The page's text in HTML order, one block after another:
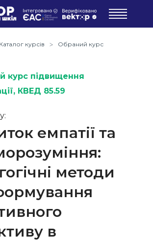
Каталог курсів Обраний курс
курс підвищення
, КВЕД 85.59
емпатії та
методи
в